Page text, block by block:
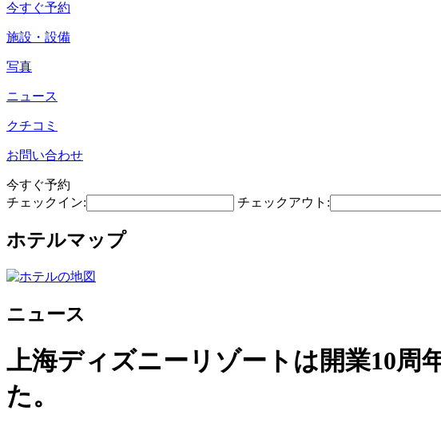
今すぐ予約
施設・設備
写真
ニュース
クチコミ
お問い合わせ
今すぐ予約
チェックイン:
チェックアウト:
ホテルマップ
ニュース
上海ディズニーリゾートは開業10周
た。